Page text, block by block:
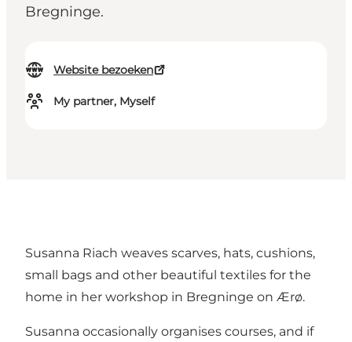
Bregninge.
Website bezoeken
My partner, Myself
Susanna Riach weaves scarves, hats, cushions,
small bags and other beautiful textiles for the
home in her workshop in Bregninge on Ærø.
Susanna occasionally organises courses, and if